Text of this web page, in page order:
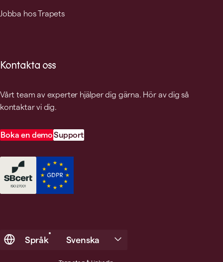
Jobba hos Trapets
Kontakta oss
Vårt team av experter hjälper dig gärna. Hör av dig så
kontaktar vi dig.
Boka en demoSupport
Språk Svenska